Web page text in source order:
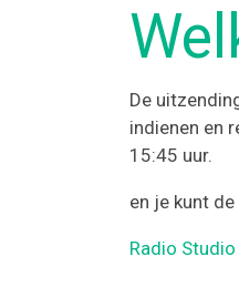
De
indienen en
15:45 uur.
en je kunt
Radio